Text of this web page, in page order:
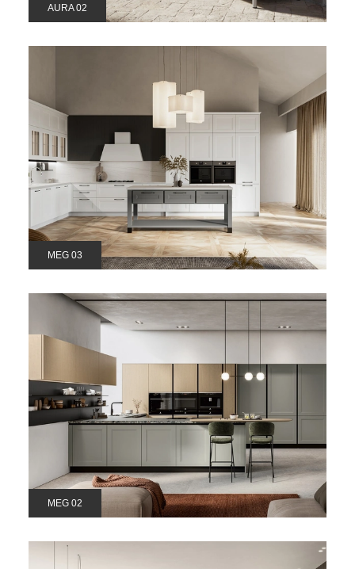
AURA 02
MEG 03
MEG 02